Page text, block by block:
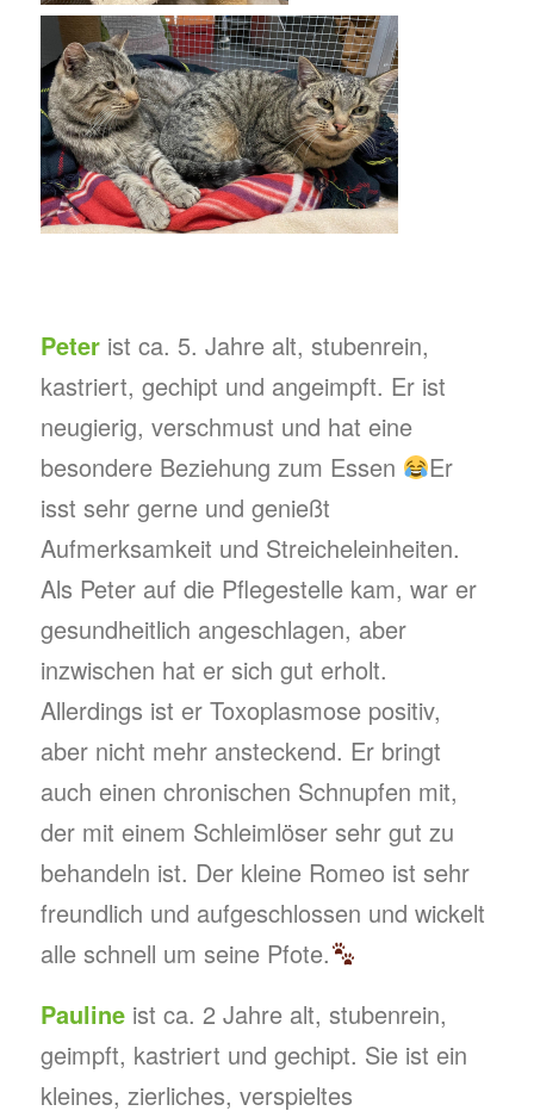
Peter ist ca. 5. Jahre alt, stubenrein,
kastriert, gechipt und angeimpft. Er ist
neugierig, verschmust und hat eine
besondere Beziehung zum Essen
Er
isst sehr gerne und genießt
Aufmerksamkeit und Streicheleinheiten.
Als Peter auf die Pflegestelle kam, war er
gesundheitlich angeschlagen, aber
inzwischen hat er sich gut erholt.
Allerdings ist er Toxoplasmose positiv,
aber nicht mehr ansteckend. Er bringt
auch einen chronischen Schnupfen mit,
der mit einem Schleimlöser sehr gut zu
behandeln ist. Der kleine Romeo ist sehr
freundlich und aufgeschlossen und wickelt
alle schnell um seine Pfote.
Paulineist ca. 2 Jahre alt, stubenrein,
geimpft, kastriert und gechipt. Sie ist ein
kleines, zierliches, verspieltes